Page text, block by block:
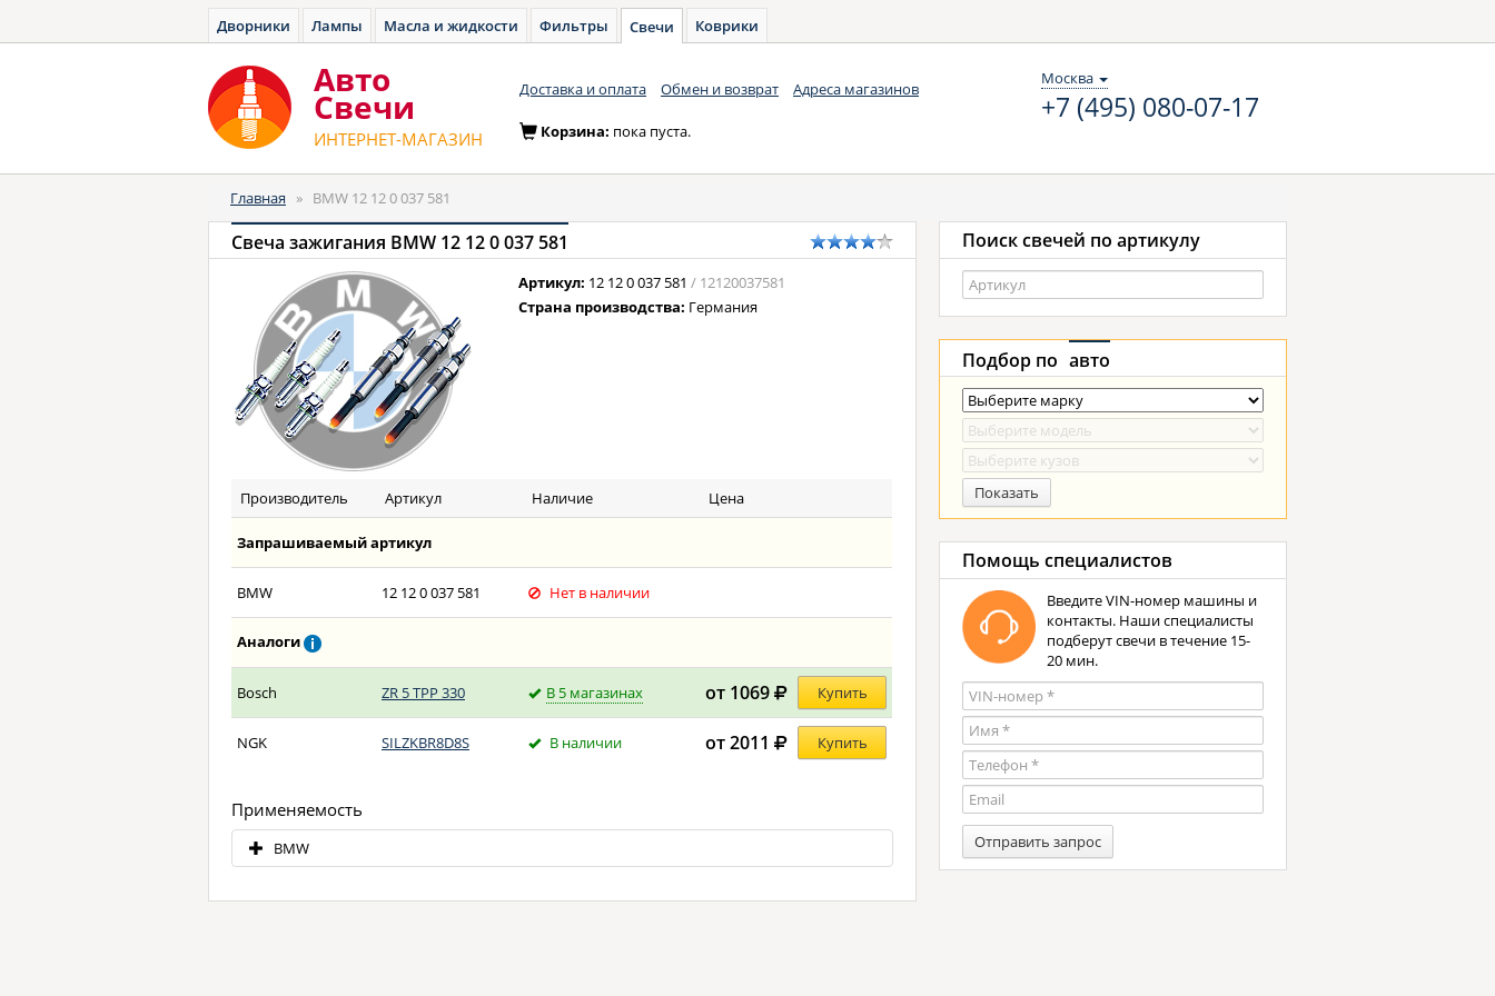
Дворники Лампы Масла и жидкости Фильтры Свечи Коврики
Авто
Cвечи
ИНТЕРНЕТ-МАГАЗИН
Доставка и оплата Обмен и возврат Адреса магазинов
Москва
+7 (495) 080-07-17
Корзина: пока пуста.
Главная » BMW 12 12 0 037 581
Свеча зажигания BMW 12 12 0 037 581
Артикул: 12 12 0 037 581 / 12120037581
Страна производства: Германия
Производитель Артикул Наличие Цена
Запрашиваемый артикул
BMW 12 12 0 037 581 Нет в наличии
Аналоги
Bosch ZR 5 TPP 330 В 5 магазинах от 1069 Купить
NGK SILZKBR8D8S В наличии от 2011 Купить
Применяемость
BMW
Поиск свечей по артикулу
Подбор по авто
Показать
Помощь специалистов
Введите VIN-номер машины и
контакты. Наши специалисты
подберут свечи в течение 15-
20 мин.
Отправить запрос